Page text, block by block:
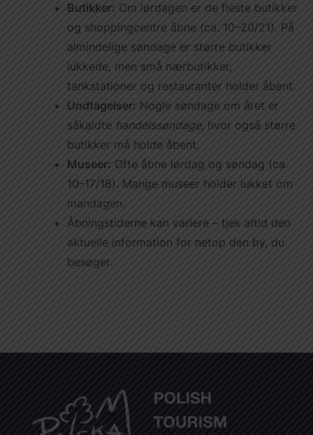
Butikker: Om lørdagen er de fleste butikker
og shoppingcentre åbne (ca. 10–20/21). På
almindelige søndage er større butikker
lukkede, men små nærbutikker,
tankstationer og restauranter holder åbent.
Undtagelser: Nogle søndage om året er
såkaldte handelssøndage, hvor også større
butikker må holde åbent.
Museer: Ofte åbne lørdag og søndag (ca.
10–17/18). Mange museer holder lukket om
mandagen.
Åbningstiderne kan variere – tjek altid den
aktuelle information for netop den by, du
besøger.